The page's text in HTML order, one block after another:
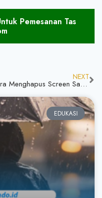
Pemesanan Tas
NEXT
Cara Menghapus Screen Sablon Bagaimana Kira Kira Mari Simak Jangan Ketinggalan
EDUKASI